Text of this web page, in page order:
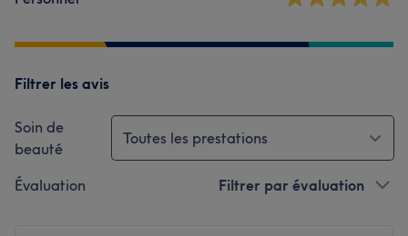
Filtrer les avis
Soin de
beauté
Toutes les prestations
Évaluation Filtrer par évaluation